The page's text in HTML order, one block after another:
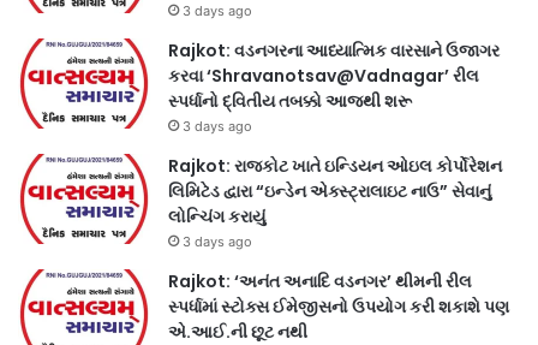
3 days ago
Rajkot: વડનગરના આધ્યાત્મિક વારસાને ઉજાગર
કરવા ‘Shravanotsav@Vadnagar’ રીલ
સ્પર્ધાનો દ્વિતીય તબક્કો આજથી શરૂ
3 days ago
Rajkot: રાજકોટ ખાતે ઇન્ડિયન ઓઇલ કોર્પોરેશન
લિમિટેડ દ્વારા “ઇન્ડેન એક્સ્ટ્રાલાઇટ નાઉ” સેવાનું
લોન્ચિંગ કરાયું
3 days ago
Rajkot: ‘અનંત અનાદિ વડનગર’ થીમની રીલ
સ્પર્ધામાં સ્ટોક્સ ઈમેજીસનો ઉપયોગ કરી શકાશે પણ
એ.આઈ.ની છૂટ નથી